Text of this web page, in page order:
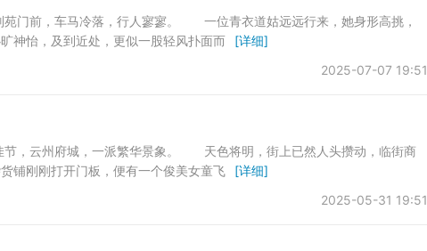
前，车马冷落，行人寥寥。 一位青衣道姑远远行来，她身形高挑，
神怡，及到近处，更似一股轻风扑面而
[详细]
2025-07-07 19:51
云州府城，一派繁华景象。 天色将明，街上已然人头攒动，临街商
刚刚打开门板，便有一个俊美女童飞
[详细]
2025-05-31 19:51